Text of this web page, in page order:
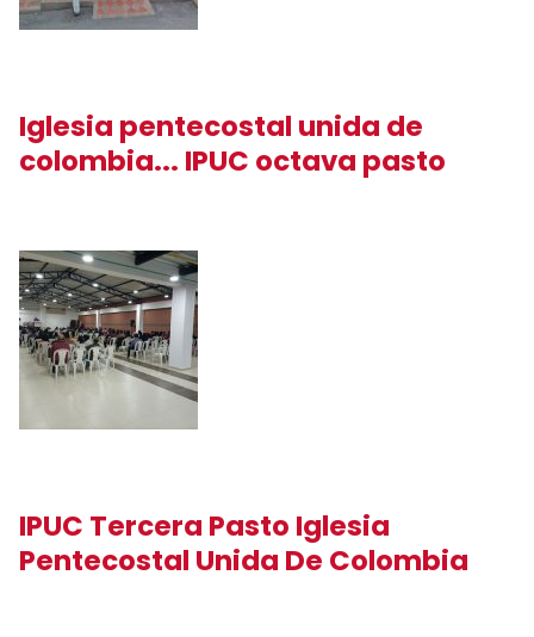
Iglesia pentecostal unida de
colombia... IPUC octava pasto
IPUC Tercera Pasto Iglesia
Pentecostal Unida De Colombia